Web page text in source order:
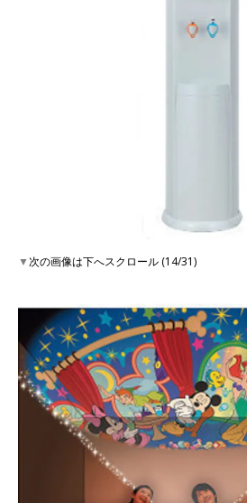
▼次の画像は下へスクロール (14/31)